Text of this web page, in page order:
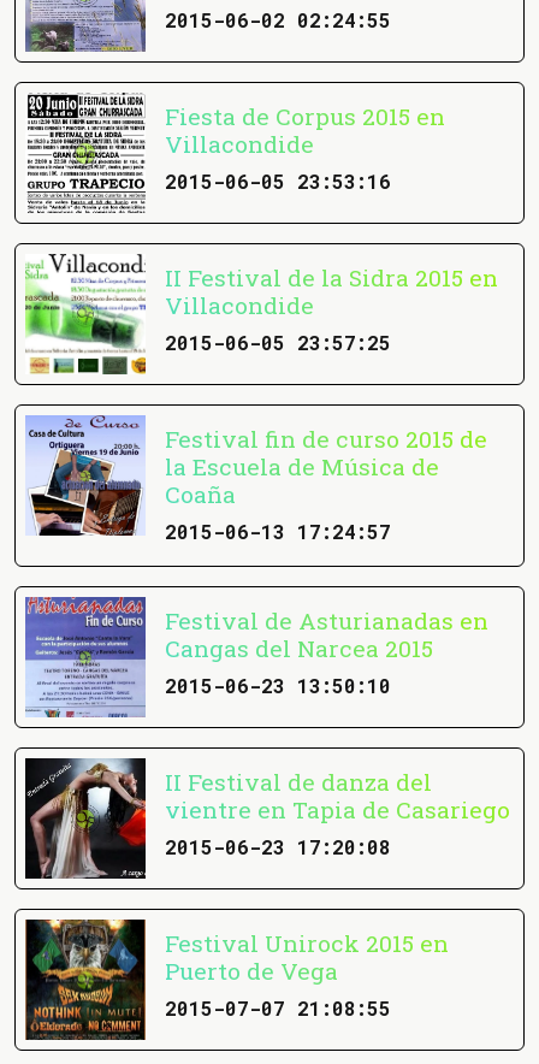
2015-06-02 02:24:55
Fiesta de Corpus 2015 en
Villacondide
2015-06-05 23:53:16
II Festival de la Sidra 2015 en
Villacondide
2015-06-05 23:57:25
Festival fin de curso 2015 de
la Escuela de Música de
Coaña
2015-06-13 17:24:57
Festival de Asturianadas en
Cangas del Narcea 2015
2015-06-23 13:50:10
II Festival de danza del
vientre en Tapia de Casariego
2015-06-23 17:20:08
Festival Unirock 2015 en
Puerto de Vega
2015-07-07 21:08:55